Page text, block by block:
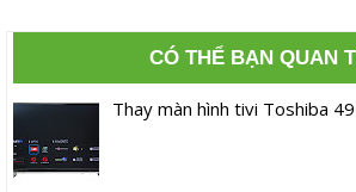
CÓ THỂ BẠN QUAN
Thay màn hình tivi Toshiba